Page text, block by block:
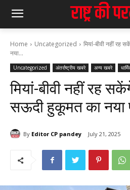
Home Uncategorized
मियां-बीवी नहीं रह
नया...
Uncategorized अंतर्राष्ट्रीय खबरे अन्य खबरे
मियां-बीवी नहीं रह
सऊदी हुकूमत का नया
By Editor CP pandey July 21, 2025